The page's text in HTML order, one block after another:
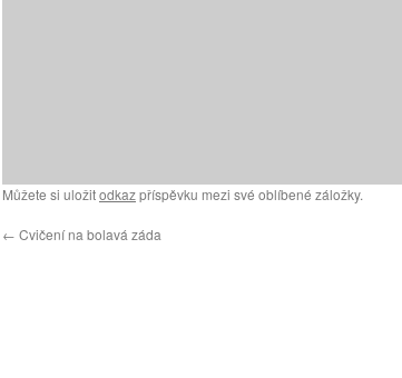
Můžete si uložitodkazpříspěvku mezi své oblíbené záložky.
← Cvičení na bolavá záda